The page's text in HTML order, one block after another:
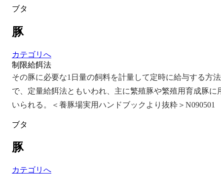
ブタ
豚
カテゴリへ
制限給餌法
その豚に必要な1日量の飼料を計量して定時に給与する方法
で、定量給餌法ともいわれ、主に繁殖豚や繁殖用育成豚に
いられる。＜養豚場実用ハンドブックより抜粋＞N090501
ブタ
豚
カテゴリへ